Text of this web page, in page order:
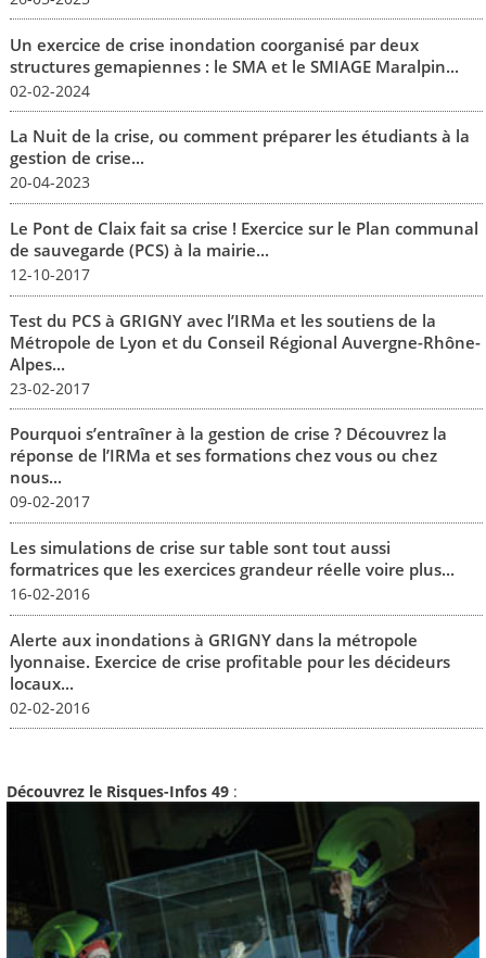
Un exercice de crise inondation coorganisé par deux
structures gemapiennes : le SMA et le SMIAGE Maralpin...
02-02-2024
La Nuit de la crise, ou comment préparer les étudiants à la
gestion de crise...
20-04-2023
Le Pont de Claix fait sa crise ! Exercice sur le Plan communal
de sauvegarde (PCS) à la mairie...
12-10-2017
Test du PCS à GRIGNY avec l’IRMa et les soutiens de la
Métropole de Lyon et du Conseil Régional Auvergne-Rhône-
Alpes...
23-02-2017
Pourquoi s’entraîner à la gestion de crise ? Découvrez la
réponse de l’IRMa et ses formations chez vous ou chez
nous...
09-02-2017
Les simulations de crise sur table sont tout aussi
formatrices que les exercices grandeur réelle voire plus...
16-02-2016
Alerte aux inondations à GRIGNY dans la métropole
lyonnaise. Exercice de crise profitable pour les décideurs
locaux...
02-02-2016
Découvrez le Risques-Infos 49 :